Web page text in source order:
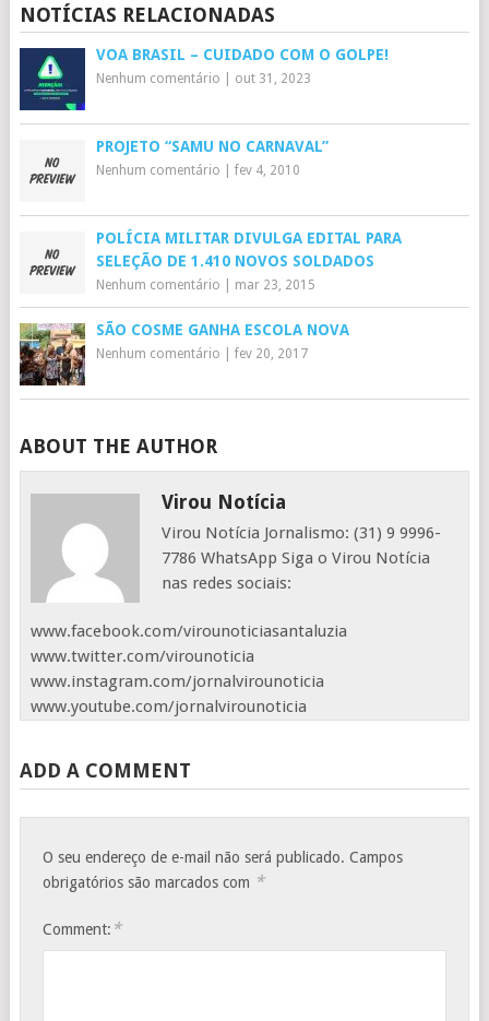
NOTÍCIAS RELACIONADAS
VOA BRASIL – CUIDADO COM O GOLPE!
Nenhum comentário out 31, 2023
PROJETO “SAMU NO CARNAVAL”
Nenhum comentário fev 4, 2010
POLÍCIA MILITAR DIVULGA EDITAL PARA
SELEÇÃO DE 1.410 NOVOS SOLDADOS
Nenhum comentário mar 23, 2015
SÃO COSME GANHA ESCOLA NOVA
Nenhum comentário fev 20, 2017
ABOUT THE AUTHOR
Virou Notícia
Virou Notícia Jornalismo: (31) 9 9996-
7786 WhatsApp Siga o Virou Notícia
nas redes sociais:
www.facebook.com/virounoticiasantaluzia
www.twitter.com/virounoticia
www.instagram.com/jornalvirounoticia
www.youtube.com/jornalvirounoticia
ADD A COMMENT
O seu endereço de e-mail não será publicado. Campos
obrigatórios são marcados com *
Comment: *